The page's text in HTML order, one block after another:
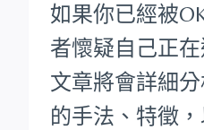
如果你已經被
者懷疑自己正
文章將會詳細
的手法、特徵